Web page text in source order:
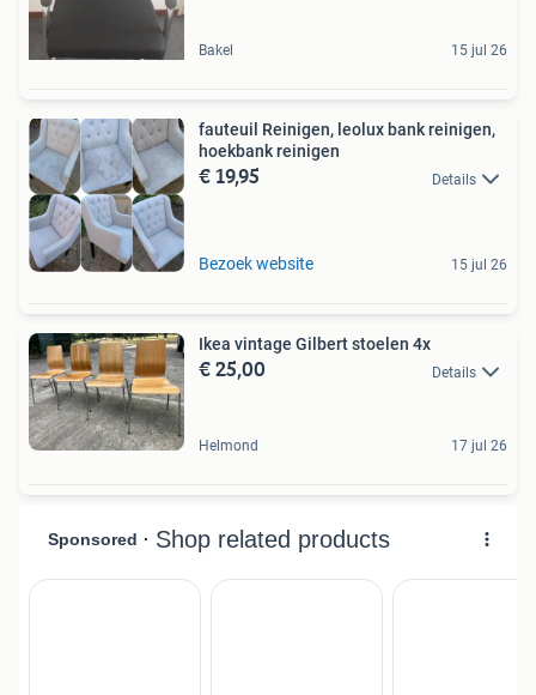
Bakel 15 jul 26
fauteuil Reinigen, leolux bank reinigen,
hoekbank reinigen
€ 19,95 Details
Bezoek website 15 jul 26
Ikea vintage Gilbert stoelen 4x
€ 25,00 Details
Helmond 17 jul 26